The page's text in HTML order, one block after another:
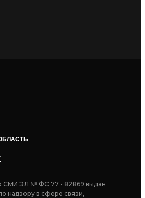
СМИ ЭЛ № ФС 77 - 82869 выдан
надзору в сфере связи,